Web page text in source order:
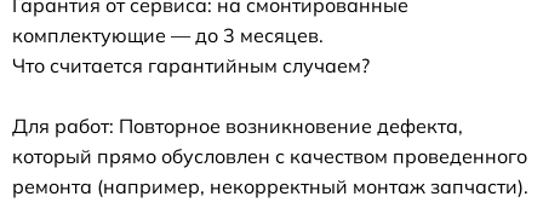
Гарантия от сервиса: на смонтированные
комплектующие — до 3 месяцев.
Что считается гарантийным случаем?
Для работ: Повторное возникновение дефекта,
который прямо обусловлен с качеством проведенного
ремонта (например, некорректный монтаж запчасти).